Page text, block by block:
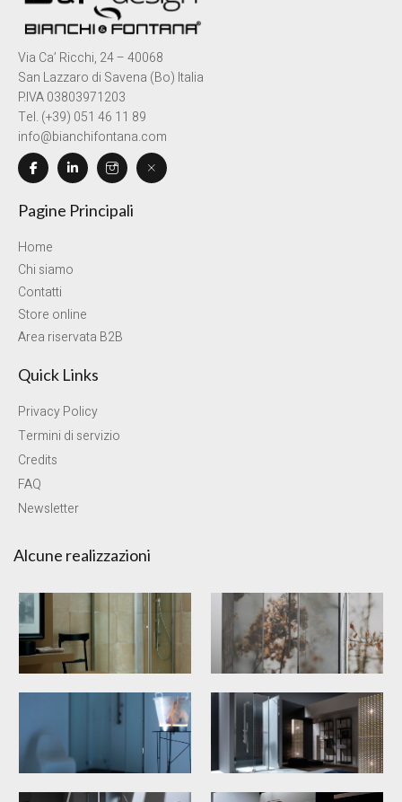
Via Ca’ Ricchi, 24 – 40068
San Lazzaro di Savena (Bo) Italia
P.IVA 03803971203
Tel. (+39) 051 46 11 89
info@bianchifontana.com
Pagine Principali
Home
Chi siamo
Contatti
Store online
Area riservata B2B
Quick Links
Privacy Policy
Termini di servizio
Credits
FAQ
Newsletter
Alcune realizzazioni